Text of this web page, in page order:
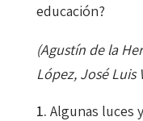
educación?
(Agustín de la
López, José Luis
Algunas luces